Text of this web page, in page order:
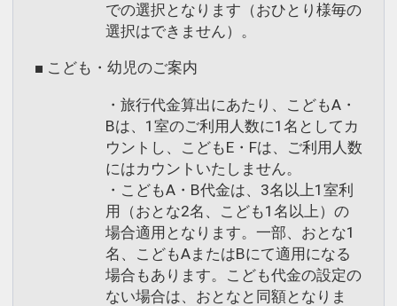
での選択となります（おひとり様毎の
選択はできません）。
■ こども・幼児のご案内
・旅行代金算出にあたり、こどもA・
Bは、1室のご利用人数に1名としてカ
ウントし、こどもE・Fは、ご利用人数
にはカウントいたしません。
・こどもA・B代金は、3名以上1室利
用（おとな2名、こども1名以上）の
場合適用となります。一部、おとな1
名、こどもAまたはBにて適用になる
場合もあります。こども代金の設定の
ない場合は、おとなと同額となりま